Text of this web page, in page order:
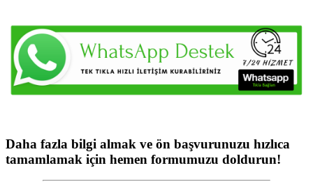
Daha fazla bilgi almak ve ön başvurunuzu hızlıca
tamamlamak için hemen formumuzu doldurun!